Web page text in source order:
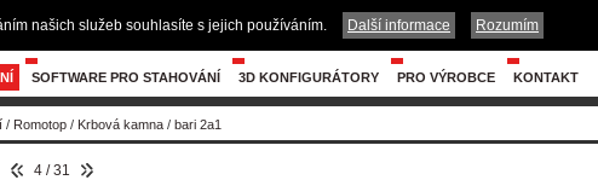
SOFTWARE PRO STAHOVÁNÍ 3D KONFIGURÁTORY PRO VÝROBCE KONTAKT
/ Romotop / Krbová kamna / bari 2a1
4 / 31
našich služeb souhlasíte s jejich používáním. Další informace Rozumím